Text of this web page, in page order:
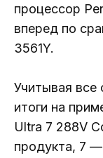
процессор
вперед по
3561Y.
Учитывая все
итоги на
Ultra 7 288V
продукта, 7